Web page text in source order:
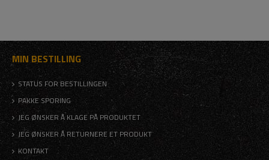
MIN BESTILLING
STATUS FOR BESTILLINGEN
PAKKE SPORING
JEG ØNSKER Å KLAGE PÅ PRODUKTET
JEG ØNSKER Å RETURNERE ET PRODUKT
KONTAKT